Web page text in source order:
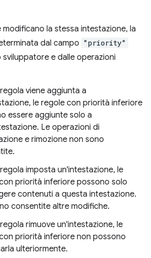
modificano la stessa intestazione, la
dal campo "priority"
e dalle operazioni
viene aggiunta a
le regole con priorità inferiore
essere aggiunte solo a
Le operazioni di
e rimozione non sono
imposta un'intestazione, le
priorità inferiore possono solo
contenuti a questa intestazione.
consentite altre modifiche.
rimuove un'intestazione, le
priorità inferiore non possono
ulteriormente.